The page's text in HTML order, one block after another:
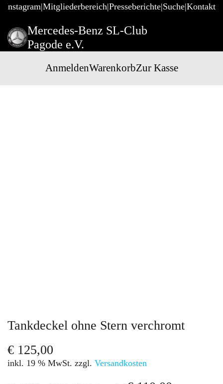
Mitgliederbereich Presseberichte Suche Kontakt
Mercedes-Benz SL-Club
Pagode e.V.
AnmeldenWarenkorbZur Kasse
Tankdeckel ohne Stern verchromt
€ 125,00
inkl. 19 % MwSt. zzgl. Versandkosten